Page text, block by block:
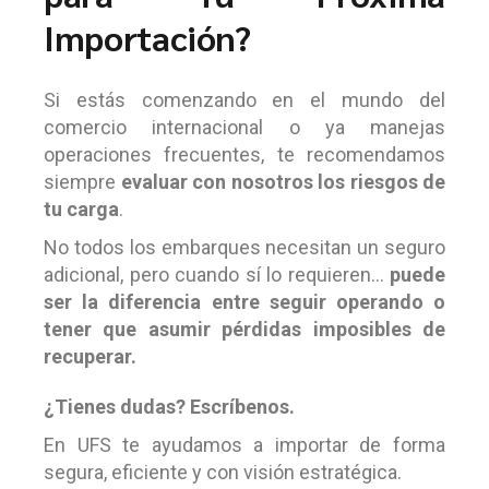
Importación?
Si estás comenzando en el mundo del
comercio internacional o ya manejas
operaciones frecuentes, te recomendamos
siempre evaluar con nosotros los riesgos de
tu carga.
No todos los embarques necesitan un seguro
adicional, pero cuando sí lo requieren… puede
ser la diferencia entre seguir operando o
tener que asumir pérdidas imposibles de
recuperar.
¿Tienes dudas? Escríbenos.
En UFS te ayudamos a importar de forma
segura, eficiente y con visión estratégica.